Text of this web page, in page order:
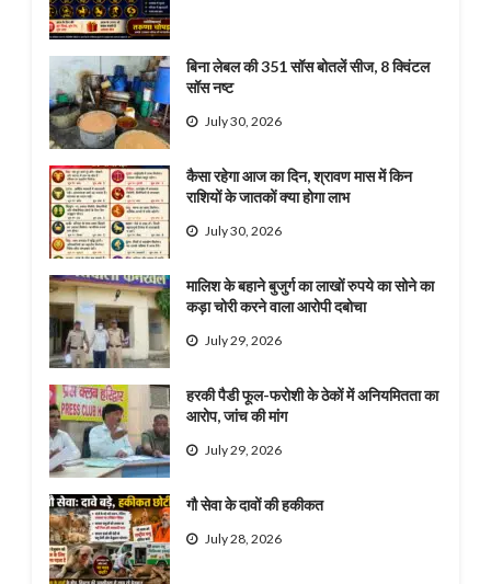
बिना लेबल की 351 सॉस बोतलें सीज, 8 क्विंटल
सॉस नष्ट
July 30, 2026
कैसा रहेगा आज का दिन, श्रावण मास में किन
राशियों के जातकों क्या होगा लाभ
July 30, 2026
मालिश के बहाने बुजुर्ग का लाखों रुपये का सोने का
कड़ा चोरी करने वाला आरोपी दबोचा
July 29, 2026
हरकी पैडी फूल-फरोशी के ठेकों में अनियमितता का
आरोप, जांच की मांग
July 29, 2026
गौ सेवा के दावों की हकीकत
July 28, 2026